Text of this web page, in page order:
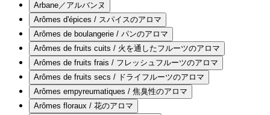
Arbane／アルバンヌ
Arômes d'épices / スパイスのアロマ
Arômes de boulangerie / パンのアロマ
Arômes de fruits cuits / 火を通したフルーツのアロマ
Arômes de fruits frais / フレッシュフルーツのアロマ
Arômes de fruits secs / ドライフルーツのアロマ
Arômes empyreumatiques / 焦臭性のアロマ
Arômes floraux / 花のアロマ